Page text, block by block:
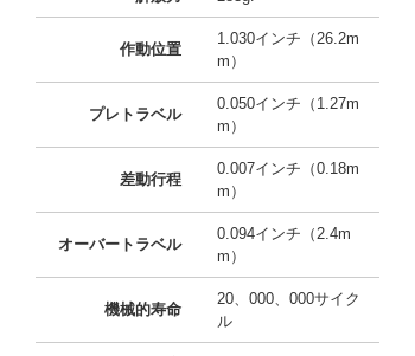
作動位置
1.030インチ（26.2m
m）
プレトラベル
0.050インチ（1.27m
m）
差動行程
0.007インチ（0.18m
m）
オーバートラベル
0.094インチ（2.4m
m）
機械的寿命
20、000、000サイク
ル